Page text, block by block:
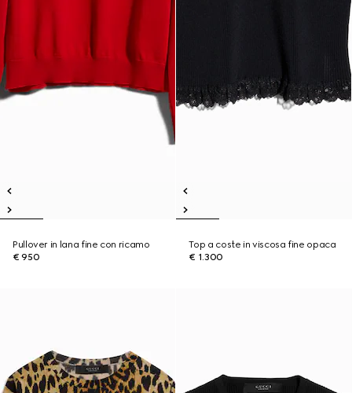
Pullover in lana fine con ricamo
€ 950
Top a coste in viscosa fine opaca
€ 1.300